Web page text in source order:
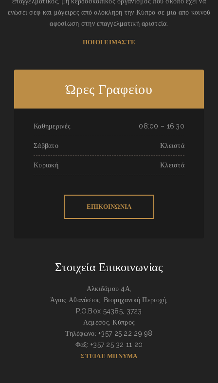
ενώσει σεφ και μάγειρες από ολόκληρη την Κύπρο σε μια από κοινού
αφοσίωση στην επαγγελματική αριστεία.
ΠΟΙΟΙ ΕΙΜΑΣΤΕ
Ώρες Γραφείου
Καθημερινές 08:00 – 16:30
Σάββατο Κλειστά
Κυριακή Κλειστά
ΕΠΙΚΟΙΝΩΝΙΑ
Στοιχεία Επικοινωνίας
Αλκιδάμου 4Α,
Άγιος Αθανάσιος, Βιομηχανική Περιοχή,
P.O.Box 54385, 3723
Λεμεσός, Κύπρος
Τηλέφωνο: +357 25 22 29 98
Φαξ: +357 25 32 11 20
ΣΤΕΙΛΕ ΜΗΝΥΜΑ